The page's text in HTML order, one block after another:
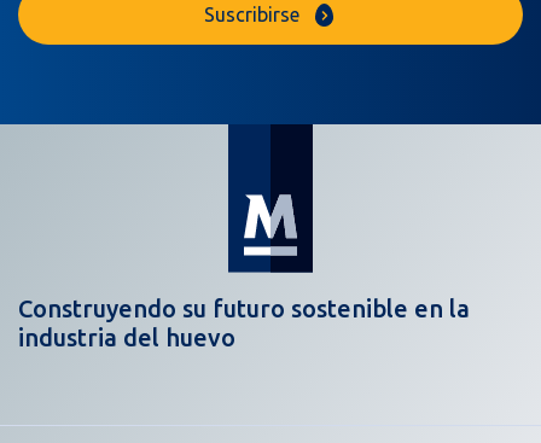
Suscribirse
Construyendo su futuro sostenible en la
industria del huevo